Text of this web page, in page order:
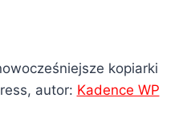
kopiarki
autor: Kadence WP